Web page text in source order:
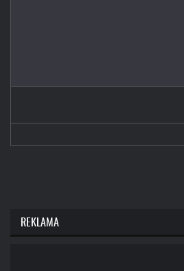
REKLAMA